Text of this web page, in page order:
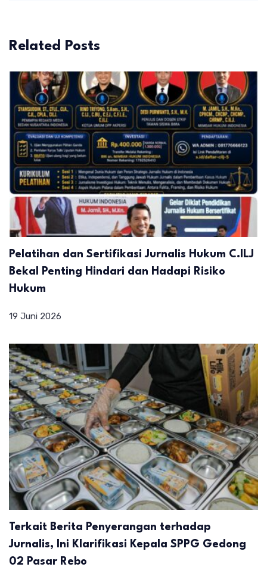
Related Posts
Pelatihan dan Sertifikasi Jurnalis Hukum C.ILJ
Bekal Penting Hindari dan Hadapi Risiko
Hukum
19 Juni 2026
Terkait Berita Penyerangan terhadap
Jurnalis, Ini Klarifikasi Kepala SPPG Gedong
02 Pasar Rebo